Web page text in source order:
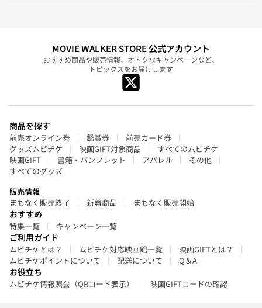
MOVIE WALKER STORE 公式アカウント
おすすめ商品や販売情報、オトクなキャンペーンなど、
トピックスをお届けします
商品を探す
前売オンライン券 鑑賞券
前売カード券
グッズムビチケ
映画GIFT対象商品
すべてのムビチケ
映画GIFT
書籍・パンフレット アパレル
その他
すべてのグッズ
販売情報
まもなく販売終了
新着商品 まもなく販売開始
おすすめ
特集一覧 キャンペーン一覧
ご利用ガイド
ムビチケとは？ ムビチケ対応映画館一覧
映画GIFTとは？
ムビチケポイントについて
配送について Q＆A
お役立ち
ムビチケ情報照会（QRコード表示） 映画GIFTコードの確認